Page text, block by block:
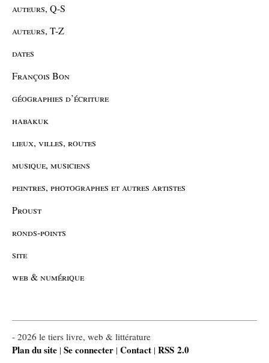
auteurs, Q-S
auteurs, T-Z
dates
François Bon
géographies d’écriture
habakuk
lieux, villes, routes
musique, musiciens
peintres, photographes et autres artistes
Proust
ronds-points
site
web & numérique
- 2026 le tiers livre, web & littérature
Plan du site | Se connecter | Contact | RSS 2.0